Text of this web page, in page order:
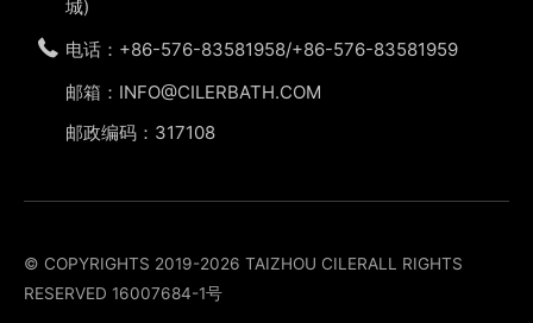
城)
电话：+86-576-83581958/+86-576-83581959
邮箱：INFO@CILERBATH.COM
邮政编码：317108
© COPYRIGHTS 2019-2026 TAIZHOU CILERALL RIGHTS
RESERVED 16007684-1号